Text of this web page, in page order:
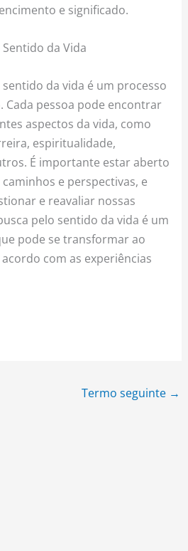
e significado.
da Vida
da vida é um processo
Cada pessoa pode encontrar
aspectos da vida, como
espiritualidade,
É importante estar aberto
e perspectivas, e
e reavaliar nossas
pelo sentido da vida é um
pode se transformar ao
com as experiências
Termo seguinte →